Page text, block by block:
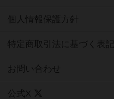
個人情報保護方針
特定商取引法に基づく表記
お問い合わせ
公式X